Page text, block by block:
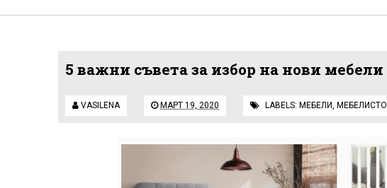
5 важни съвета за избор на нови мебели
VASILENA МАРТ 19, 2020 LABELS: МЕБЕЛИ, МЕБЕЛИСТО